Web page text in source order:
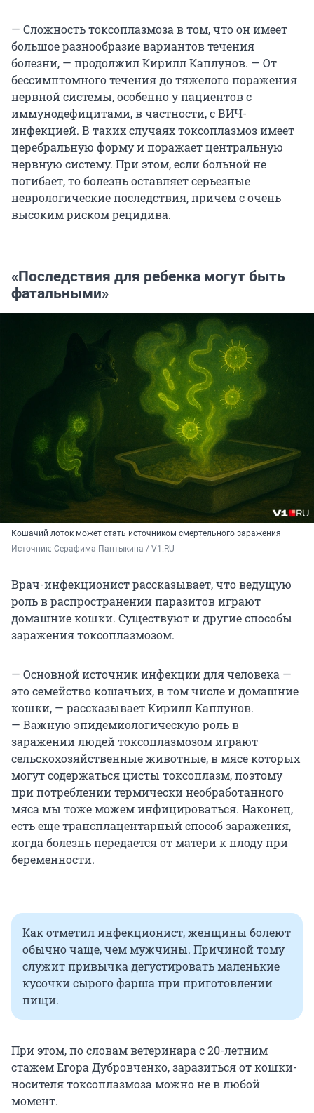
— Сложность токсоплазмоза в том, что он имеет
большое разнообразие вариантов течения
болезни, — продолжил Кирилл Каплунов. — От
бессимптомного течения до тяжелого поражения
нервной системы, особенно у пациентов с
иммунодефицитами, в частности, с ВИЧ-
инфекцией. В таких случаях токсоплазмоз имеет
церебральную форму и поражает центральную
нервную систему. При этом, если больной не
погибает, то болезнь оставляет серьезные
неврологические последствия, причем с очень
высоким риском рецидива.
«Последствия для ребенка могут быть
фатальными»
Кошачий лоток может стать источником смертельного заражения
Источник: Серафима Пантыкина / V1.RU
Врач-инфекционист рассказывает, что ведущую
роль в распространении паразитов играют
домашние кошки. Существуют и другие способы
заражения токсоплазмозом.
— Основной источник инфекции для человека —
это семейство кошачьих, в том числе и домашние
кошки, — рассказывает Кирилл Каплунов.
— Важную эпидемиологическую роль в
заражении людей токсоплазмозом играют
сельскохозяйственные животные, в мясе которых
могут содержаться цисты токсоплазм, поэтому
при потреблении термически необработанного
мяса мы тоже можем инфицироваться. Наконец,
есть еще трансплацентарный способ заражения,
когда болезнь передается от матери к плоду при
беременности.
Как отметил инфекционист, женщины болеют
обычно чаще, чем мужчины. Причиной тому
служит привычка дегустировать маленькие
кусочки сырого фарша при приготовлении
пищи.
При этом, по словам ветеринара с 20-летним
стажем Егора Дубровченко, заразиться от кошки-
носителя токсоплазмоза можно не в любой
момент.